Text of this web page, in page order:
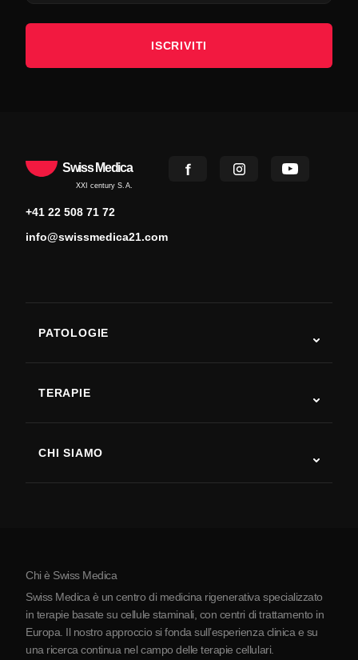
ISCRIVITI
Swiss Medica
XXI century S.A.
+41 22 508 71 72
info@swissmedica21.com
PATOLOGIE
Malattia di Parkinson
Artrite
TERAPIE
CHI SIAMO
La Serbia
Partnership
Chi è Swiss Medica
Swiss Medica è un centro di medicina rigenerativa specializzato
in terapie basate su cellule staminali, con centri di trattamento in
Europa. Il nostro approccio si fonda sull’esperienza clinica e su
una ricerca continua nel campo delle terapie cellulari.